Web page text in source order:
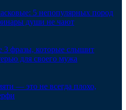
5 непопулярных пород
души не чают
3 фразы, которые слышит
для своего мужа
— это не всегда плохо,